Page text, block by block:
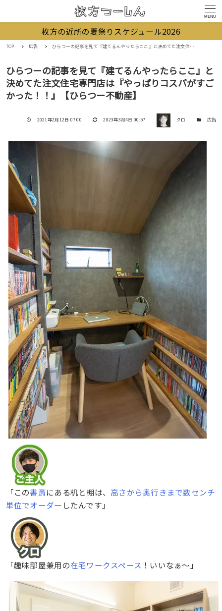
MENU
枚方の近所の夏祭りスケジュール2026
TOP 広告 ひらつーの記事を見て『建てるんやったらここ』と決めてた注文住宅専門店は『やっぱりコスパがすごかった！！』【ひらつー不動産】
ひらつーの記事を見て『建てるんやったらここ』と
決めてた注文住宅専門店は『やっぱりコスパがすご
かった！！』【ひらつー不動産】
投稿日
2021年2月12日 07:00 更新日
2023年3月4日 00:57 著者 クロ カテゴリー
広告
「この書斎にある机と棚は、 高さから奥行きまで数センチ
単位でオーダー したんです」
「趣味部屋兼用の在宅ワークスペース ！いいなぁ〜」